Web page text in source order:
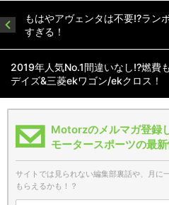
もはやアヴェンタは不要!?ラン
すぎる！
2019年人気No.1間違いなし!?燃費
デイズ&三菱ekワゴン/ekクロス！
Motorzのメルマガ登録
モータースポーツの最新
サイトでは見られない編集部裏話や、月に
もらえるかも！？